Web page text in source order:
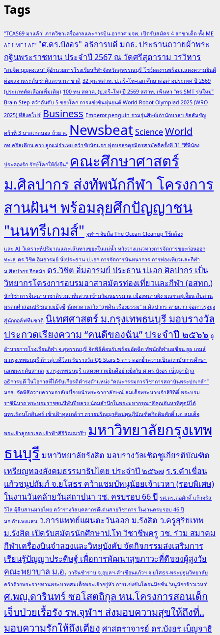
Tags
"TCAS69 มาแล้ว! ภาควิชาเครื่องกลและการบิน-อวกาศ มจพ. เปิดรับสมัคร 4 สาขาเด็ด ทั้ง ME
AE I-ME I-AE" "ศ.ดร.บังอร" อธิการบดี มกธ. ประธานถวายผ้าพระ
กฐินพระราชทาน ประจำปี 2567 ณ วัดศรีสุดาราม วรวิหาร
"สมจิต บุญคงเสน" ผู้อำนวยการโรงเรียนกีฬาจังหวัดสุพรรณบุรี โชว์ผลงานพร้อมแสดงความยินดี
ต่อผลงานระดับชาติและนานาชาติ 32 ทุน พสวท. ป.ตรี–โท–เอก ศึกษาต่อต่างประเทศ ปี 2569
(ประเภทคัดเลือกเพิ่มเติม) 100 ทุน สควค. (ป.ตรี–โท) ปี 2569 สสวท. เฟ้นหา “ครู SMT รุ่นใหม่”
Brain Step คว้าอันดับ 5 ของโลก การแข่งขันหุ่นยนต์ World Robot Olympiad 2025 (WRO
2025) ที่สิงคโปร์ Business Emperor penguin รวมรุ่นศิษย์เก่านักบาสฯ อัสสัมชัญ
คว้าที่ 3 บาสเกตบอล ถ้วย ค. NewsbeatScienceWorld
กท.คริสเตียน ควง ลูกแม่รำเพย คว้าชัยนัดแรก ฟุตบอลจตุรมิตรสามัคคีครั้งที่ 31 "สี่พี่น้อง
ประคองรัก รักษ์โลกให้ยั่งยืน" คณะศึกษาศาสตร์
ม.ศิลปากร ส่งทัพนักกีฬา โครงการ
สานฝันฯ พร้อมลุยศึกปัญญาชน
"นนทรีเกมส์" จุฬาฯ จับมือ The Ocean Cleanup ใช้กล้อง
และ AI วิเคราะห์ปริมาณและเส้นทางขยะในแม่น้ำ หวังวางแนวทางการจัดการขยะก่อนออก
ทะเล ดร.วิชิต อิ่มอารมย์ นั่งประธาน ป.เอก การจัดการนันทนาการ การท่องเที่ยวและกีฬา
ม.ศิลปากร อีกสมัย ดร.วิชิต อิ่มอารมย์ ประธาน ป.เอก ศิลปากร เป็น
วิทยากรโครงการอบรมอาสาสมัครท่องเที่ยวและกีฬา (อสทก.)
นักวิชาการจีน-นานาชาติร่วมเวทีเสวนาข้ามวัฒนธรรม ณ เมืองหนานผิง มณฑลฝูเจี้ยน สืบสาน
มรดกคำสอนปรัชญาเมธีจูซี นักหวดวงสวิง "สุพศิน เรืองธรรม" ม.ศิลปากร ฉายแวว จ่อดาวรุ่งมุ่ง
สู่นักกอล์ฟทีมชาติ นิเทศศาสตร์ ม.กรุงเทพธนบุรี มอบรางวัล
ประกวดเรียงความ “คนดีของฉัน” ประจำปี ๒๕๖๖ ผู้
อำนวยการโรงเรียนกีฬา จ.สุพรรณบุรี จัดพิธีต้อนรับพร้อมอัดฉีด ทัพนักกีฬาเอเชียน ยูธ เกมส์
ม.กรุงเทพธนบุรี ก้าวสู่เวทีโลก รับรางวัล QS Stars 5 ดาว ตอกย้ำความเป็นสถาบันการศึกษา
เอกชนระดับสากล ม.กรุงเทพธนบุรี แสดงความยินดีอย่างยิ่งกับ ศ.ดร.บังอร เบ็ญจาธิกุล
อธิการบดี ในโอกาสที่ได้รับเกียรติดำรงตำแหน่ง “คณะกรรมการวิชาการสถาบันพระปกเกล้า”
มกธ. จัดพิธีถวายความอาลัยเบื้องหน้าพระฉายาลักษณ์ สมเด็จพระนางเจ้าสิริกิติ์ พระบรม
ราชินีนาถ พระบรมราชชนนีพันปีหลวง น้อมสำนึกในพระมหากรุณาธิคุณอันหาที่สุดมิได้
มทร.รัตนโกสินทร์ เข้าเฝ้าทูลเกล้าฯ ถวายปริญญาศิลปดุษฎีบัณฑิตกิตติมศักดิ์ แด่ สมเด็จ
พระเจ้าลูกยาเธอ เจ้าฟ้าสิริวัณณวรีฯ มหาวิทยาลัยกรุงเทพ
ธนบุรี มหาวิทยาลัยรังสิต มอบรางวัลเชิดชูเกียรติบัณฑิต
เหรียญทองสังคมธรรมาธิปไตย ประจำปี ๒๕๖๗ ร.ร.คำเขื่อน
แก้วชนูปถัมภ์ จ.ยโสธร คว้าแชมป์หนูน้อยเจ้าเวหา (รอบพิเศษ)
ในงานวันคล้ายวันสถาปนา วช. ครบรอบ 66 ปี รศ.ดร.ต่อศักดิ์ แก้วจรัส
วิไล ผู้สืบสานมวยไทย คว้ารางวัลบุคลากรดีเด่นสายวิชาการ ในงานครบรอบ 46 ปี
มก.กำแพงแสน ว.การแพทย์แผนตะวันออก ม.รังสิต ว.ครูสุริยเทพ
ม.รังสิต เปิดรับสมัครนักศึกษาป.โท วิชาชีพครู วช. ร่วม สมาคม
กีฬาเครื่องบินจำลองและวิทยุบังคับ จัดกิจกรรมส่งเสริมการ
เรียนรู้ปัญญาประดิษฐ์ เพื่อการพัฒนาสุขภาวะที่ดีของผู้สูงวัย
คณะพยาบาล ม.อ. วารินชำราบ จ.อุบลฯ-คำเขื่อนแก้วฯ จ.ยโสธร-พระปฐมวิทยาลัย
คว้าถ้วยพระราชทานพระบาทสมเด็จพระเจ้าอยู่หัว การแข่งขันโดรนมิชชั่น ‘หนูน้อยจ้าวเวหา’
ศ.พญ.ดารินทร์ ซอโสตถิกุล หน.โครงการสอนเด็ก
เจ็บป่วยเรื้อรัง รพ.จุฬาฯ ส่งมอบความสุขให้ถึงที่..
มอบความรักให้ถึงเตียง ศาสตราจารย์ ดร.บังอร เบ็ญจาธิ